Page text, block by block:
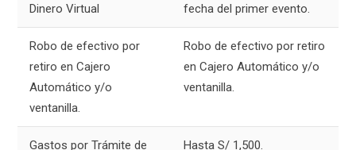
Dinero Virtual
fecha del primer evento.
Robo de efectivo por
retiro en Cajero
Automático y/o
ventanilla.
Robo de efectivo por retiro
en Cajero Automático y/o
ventanilla.
Gastos por Trámite de
Hasta S/ 1,500.